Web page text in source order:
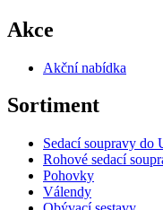
Akce
Akční nabídka
Sortiment
Sedací soupravy do
Rohové sedací
Pohovky
Válendy